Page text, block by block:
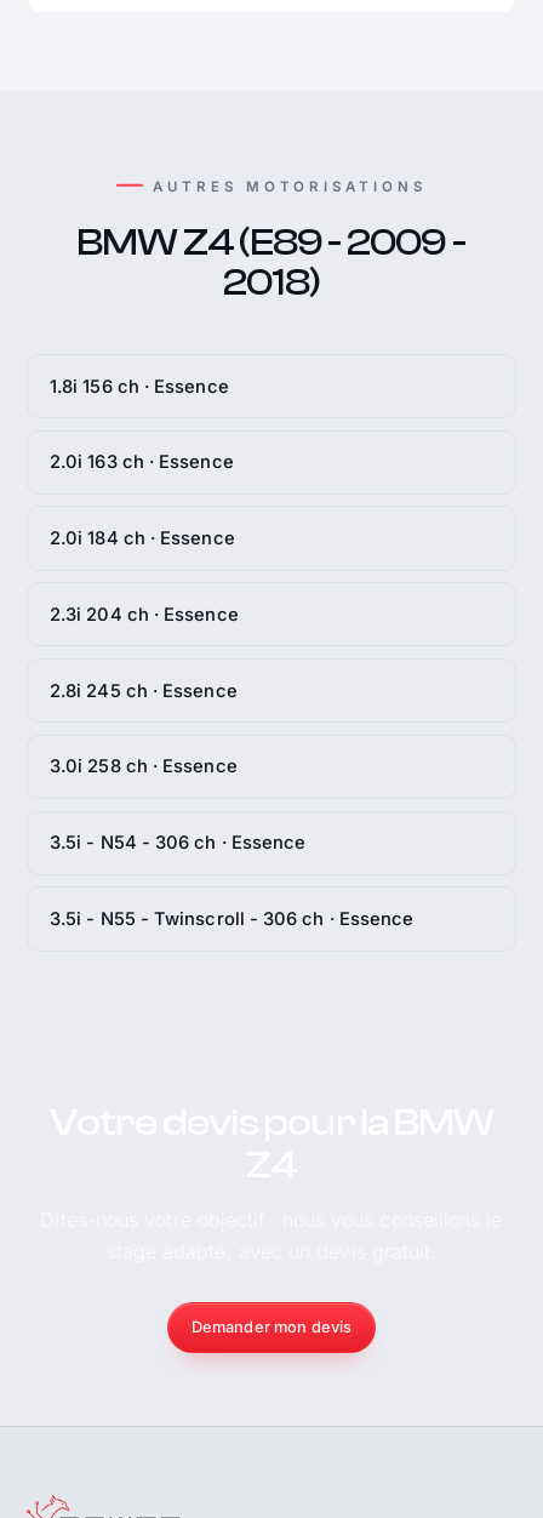
AUTRES MOTORISATIONS
BMW Z4 (E89 - 2009 -
2018)
1.8i 156 ch · Essence
2.0i 163 ch · Essence
2.0i 184 ch · Essence
2.3i 204 ch · Essence
2.8i 245 ch · Essence
3.0i 258 ch · Essence
3.5i - N54 - 306 ch · Essence
3.5i - N55 - Twinscroll - 306 ch · Essence
Demander mon devis